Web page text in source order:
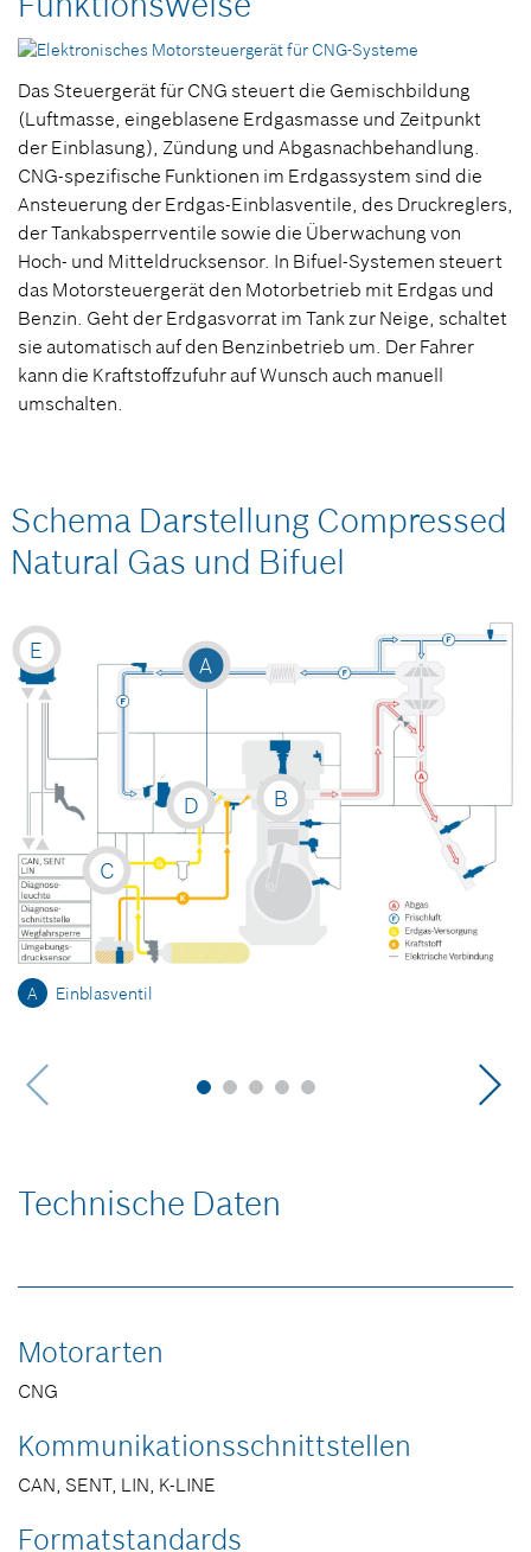
Das Steuergerät für CNG steuert die Gemischbildung
(Luftmasse, eingeblasene Erdgasmasse und Zeitpunkt
der Einblasung), Zündung und Abgasnachbehandlung.
CNG-spezifische Funktionen im Erdgassystem sind die
Ansteuerung der Erdgas-Einblasventile, des Druckreglers,
der Tankabsperrventile sowie die Überwachung von
Hoch- und Mitteldrucksensor. In Bifuel-Systemen steuert
das Motorsteuergerät den Motorbetrieb mit Erdgas und
Benzin. Geht der Erdgasvorrat im Tank zur Neige, schaltet
sie automatisch auf den Benzinbetrieb um. Der Fahrer
kann die Kraftstoffzufuhr auf Wunsch auch manuell
umschalten.
Schema Darstellung Compressed
Natural Gas und Bifuel
A
B
C
D
E
A Einblasventil
Technische Daten
Motorarten
CNG
Kommunikationsschnittstellen
CAN, SENT, LIN, K-LINE
Formatstandards